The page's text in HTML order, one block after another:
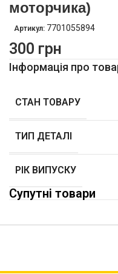
моторчика)
Артикул: 7701055894
300 грн
Інформація про
СТАН ТОВАРУ
ТИП ДЕТАЛІ
РІК ВИПУСКУ
Супутні товари